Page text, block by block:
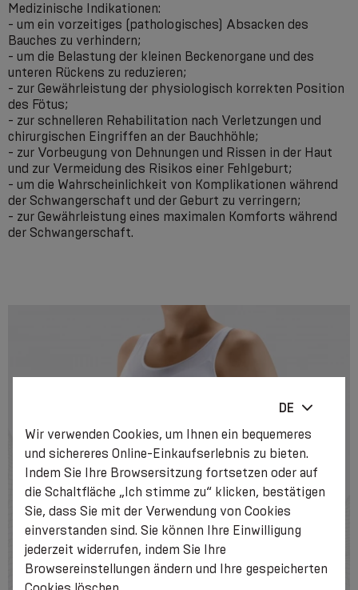
Medizinische Indikationen:
- um ein vorzeitiges (pathologisches) Absacken des
Bauches zu verhindern;
- um die Belastung der kleinen Beckenorgane und des
unteren Rückens zu reduzieren;
- zur Gewährleistung der physiologisch korrekten Position
des Fötus;
- zur schnelleren Rehabilitation nach Verletzungen und
chirurgischen Eingriffen an der Bauchhöhle;
- zur Vorbeugung von Dehnungen und Rissen in der Haut
und zur Vermeidung des Risikos einer Fehlgeburt;
- um die Wahrscheinlichkeit von Komplikationen während
der Schwangerschaft und der Geburt zu verringern;
- zur Gewährleistung eines maximalen Komforts während
der Schwangerschaft.
DE
Wir verwenden Cookies, um Ihnen ein bequemeres
und sichereres Online-Einkaufserlebnis zu bieten.
Indem Sie Ihre Browsersitzung fortsetzen oder auf
die Schaltfläche „Ich stimme zu“ klicken, bestätigen
Sie, dass Sie mit der Verwendung von Cookies
einverstanden sind. Sie können Ihre Einwilligung
jederzeit widerrufen, indem Sie Ihre
Browsereinstellungen ändern und Ihre gespeicherten